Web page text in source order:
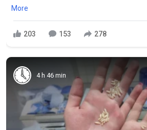
More
203 153 278
4 h 46 min